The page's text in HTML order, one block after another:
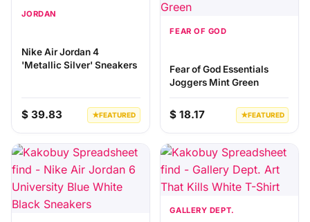
JORDAN
Nike Air Jordan 4
'Metallic Silver' Sneakers
$ 39.83 ★FEATURED
FEAR OF GOD
Fear of God Essentials
Joggers Mint Green
$ 18.17 ★FEATURED
GALLERY DEPT.